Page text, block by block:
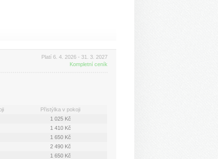
Platí 6. 4. 2026 - 31. 3. 2027
Kompletní ceník
Přistýlka v pokoji
1 025 Kč
1 410 Kč
1 650 Kč
2 490 Kč
1 650 Kč